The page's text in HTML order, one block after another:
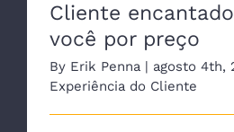
Cliente
você por preço
By Erik Penna | agosto 4th,
Experiência do Cliente